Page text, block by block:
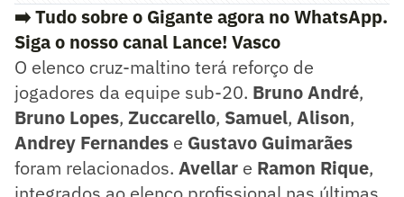
➡️ Tudo sobre o Gigante agora no WhatsApp.
Siga o nosso canal Lance! Vasco
O elenco cruz-maltino terá reforço de
jogadores da equipe sub-20. Bruno André,
Bruno Lopes, Zuccarello, Samuel, Alison,
Andrey Fernandes e Gustavo Guimarães
foram relacionados. Avellar e Ramon Rique,